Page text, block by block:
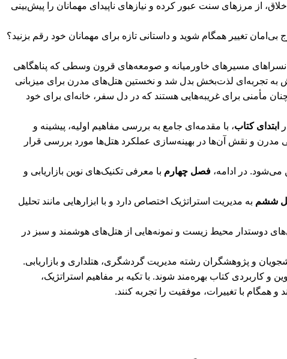
از مرزهای سنت عبور کرده و نیازهای ناپیدای مهمانان را پیش‌بینی
تغییر همگام شوید و داستانی تازه برای مهمانان خود رقم بزنید؟
مسیرهای خاورمیانه و صومعه‌های قرون وسطی که پناهگاهی
به تجربه‌ای لذت‌بخش بدل شد و نخستین هتل‌های مدرن برای میزبانی
مأمنی برای غریبه‌هایی هستند که در دل سفر، خانه‌ای برای خود
ابتدای کتاب، با مقدمه‌ای جامع به بررسی مفاهیم اولیه، پیشینه و
مدرن و نقش آن‌ها در بهینه‌سازی عملکرد هتل‌ها مورد بررسی قرار
می‌شود. در ادامه، فصل چهارم با معرفی تکنیک‌های نوین بازاریابی و
ششم به مدیریت استراتژیک اختصاص دارد و با ابزارهایی مانند تحلیل
دوستدار محیط زیست و نمونه‌هایی از هتل‌های هوشمند و سبز در
و پژوهشگران رشته مدیریت گردشگری، هتلداری و بازاریابی.
و کاربردی کتاب بهره‌مند شوند. با تکیه بر مفاهیم استراتژیک،
همگام با تغییرات، موفقیت را تجربه کنند.